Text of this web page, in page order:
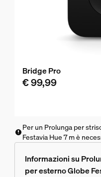
Bridge Pro
€ 99,99
Per un Prolunga per
Festavia Hue 7 m è
Informazioni su
per esterno Globe